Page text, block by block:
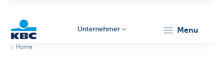
Unternehmer menu
Home